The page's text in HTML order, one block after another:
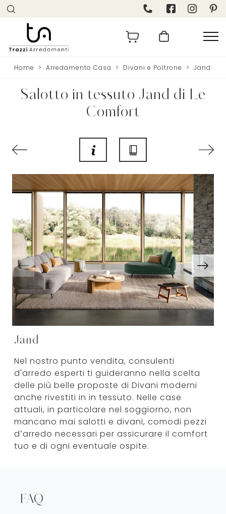
Home > Arredamento Casa > Divani e Poltrone > Jand
Salotto in tessuto Jand di Le
Comfort
Jand
Nel nostro punto vendita, consulenti
d'arredo esperti ti guideranno nella scelta
delle più belle proposte di Divani moderni
anche rivestiti in in tessuto. Nelle case
attuali, in particolare nel soggiorno, non
mancano mai salotti e divani, comodi pezzi
d’arredo necessari per assicurare il comfort
tuo e di ogni eventuale ospite.
FAQ